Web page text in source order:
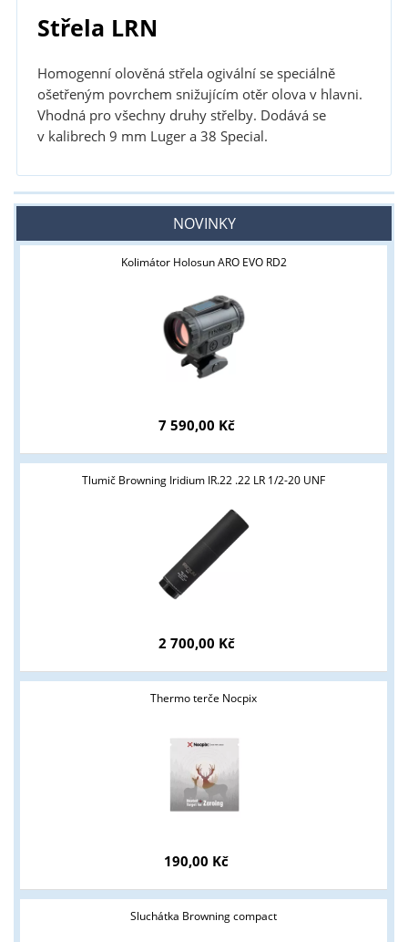
Střela LRN
Homogenní olověná střela ogivální se speciálně
ošetřeným povrchem snižujícím otěr olova v hlavni.
Vhodná pro všechny druhy střelby. Dodává se
v kalibrech 9 mm Luger a 38 Special.
NOVINKY
Kolimátor Holosun ARO EVO RD2
7 590,00 Kč
Tlumič Browning Iridium IR.22 .22 LR 1/2-20 UNF
2 700,00 Kč
Thermo terče Nocpix
190,00 Kč
Sluchátka Browning compact